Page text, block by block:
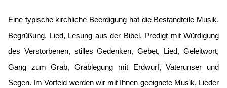
Eine typische kirchliche Beerdigung hat die Bestandteile Musik,
Begrüßung, Lied, Lesung aus der Bibel, Predigt mit Würdigung
des Verstorbenen, stilles Gedenken, Gebet, Lied, Geleitwort,
Gang zum Grab, Grablegung mit Erdwurf, Vaterunser und
Segen. Im Vorfeld werden wir mit Ihnen geeignete Musik, Lieder